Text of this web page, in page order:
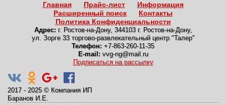
Главная Прайс-лист
Информация
Расширенный поиск
Контакты
Политика Конфиденциальности
Адрес: г. Ростов-на-Дону, 344103 г. Ростов-на-Дону,
ул. Зорге 33 торгово-развлекательный центр "Талер"
Телефон: +7-863-260-11-35
E-mail: vvg-ng@mail.ru
Подписаться на рассылку
2017 - 2025 © Компания ИП
Баранов И.Е.